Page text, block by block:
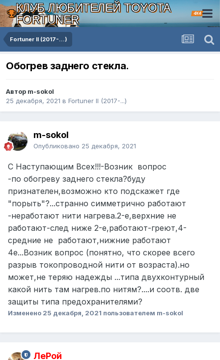
КЛУБ ЛЮБИТЕЛЕЙ TOYOTA
FORTUNER
4X4
Fortuner II (2017-...)
Обогрев заднего стекла.
Автор m-sokol
25 декабря, 2021 в Fortuner II (2017-...)
m-sokol
Опубликовано 25 декабря, 2021
С Наступающим Всех!!!-Возник вопрос
-по обогреву заднего стекла?буду
признателен,возможно кто подскажет где
"порыть"?...странно симметрично работают
-неработают нити нагрева.2-е,верхние не
работают-след ниже 2-е,работают-греют,4-
средние не работают,нижние работают
4е...Возник вопрос (понятно, что скорее всего
разрыв токопроводной нити от возраста).но
может,не теряю надежды ...типа двухконтурный
какой нить там нагрев.по нитям?....и соотв. две
защиты типа предохранителями?
Изменено 25 декабря, 2021 пользователем m-sokol
ЛеРой